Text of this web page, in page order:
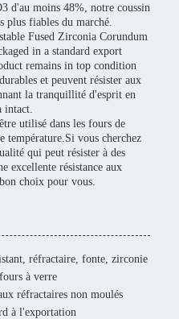
d'au moins 48%, notre coussin
plus fiables du marché.
Fused Zirconia Corundum
in a standard export
remains in top condition
et peuvent résister aux
la tranquillité d'esprit en
intact.
utilisé dans les fours de
température.Si vous cherchez
qui peut résister à des
excellente résistance aux
choix pour vous.
réfractaire, fonte, zirconie
à verre
réfractaires non moulés
à l'exportation